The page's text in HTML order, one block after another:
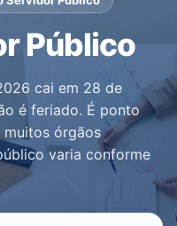
Público
cai em 28 de
é feriado. É ponto
órgãos
varia conforme